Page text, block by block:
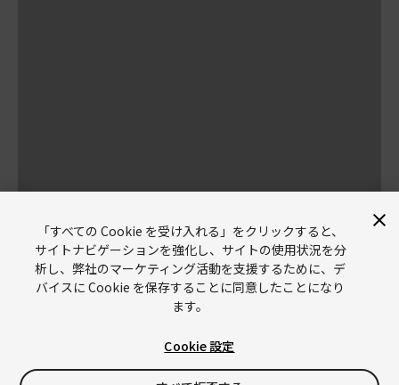
Unity
「すべての Cookie を受け入れる」をクリックすると、
サイトナビゲーションを強化し、サイトの使用状況を分
析し、弊社のマーケティング活動を支援するために、デ
バイスに Cookie を保存することに同意したことになり
ます。
Cookie 設定